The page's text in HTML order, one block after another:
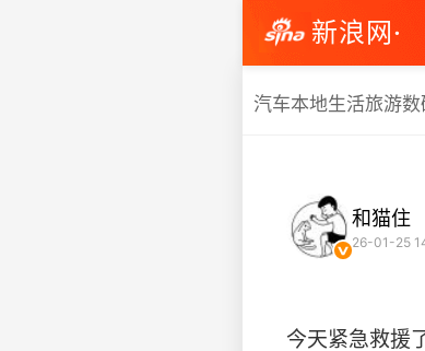
新浪网·
汽车本地生活旅游数
和猫住
26-01-25
今天紧急救援